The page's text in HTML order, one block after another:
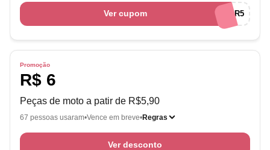
Ver cupom JOCAR5
Promoção
R$ 6
Peças de moto a patir de R$5,90
67 pessoas usaram Vence em breve Regras
Ver desconto